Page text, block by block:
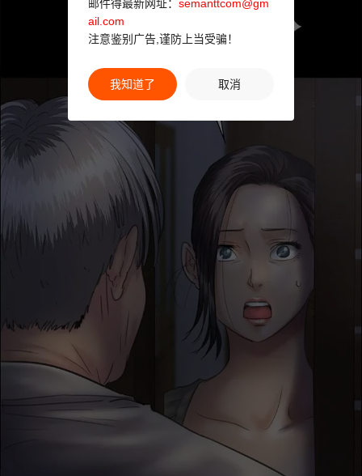
邮件得最新网址： semanttcom@gm
ail.com
注意鉴别广告,谨防上当受骗！
我知道了 取消